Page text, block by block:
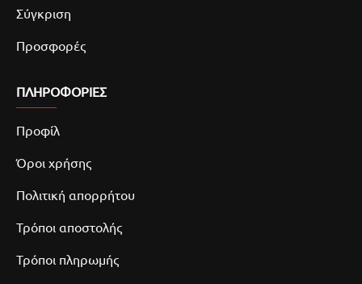
Σύγκριση
Προσφορές
ΠΛΗΡΟΦΟΡΙΕΣ
Προφίλ
Όροι χρήσης
Πολιτική απορρήτου
Τρόποι αποστολής
Τρόποι πληρωμής